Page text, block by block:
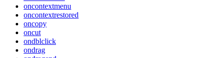
oncontextmenu
oncontextrestored
oncopy
oncut
ondblclick
ondrag